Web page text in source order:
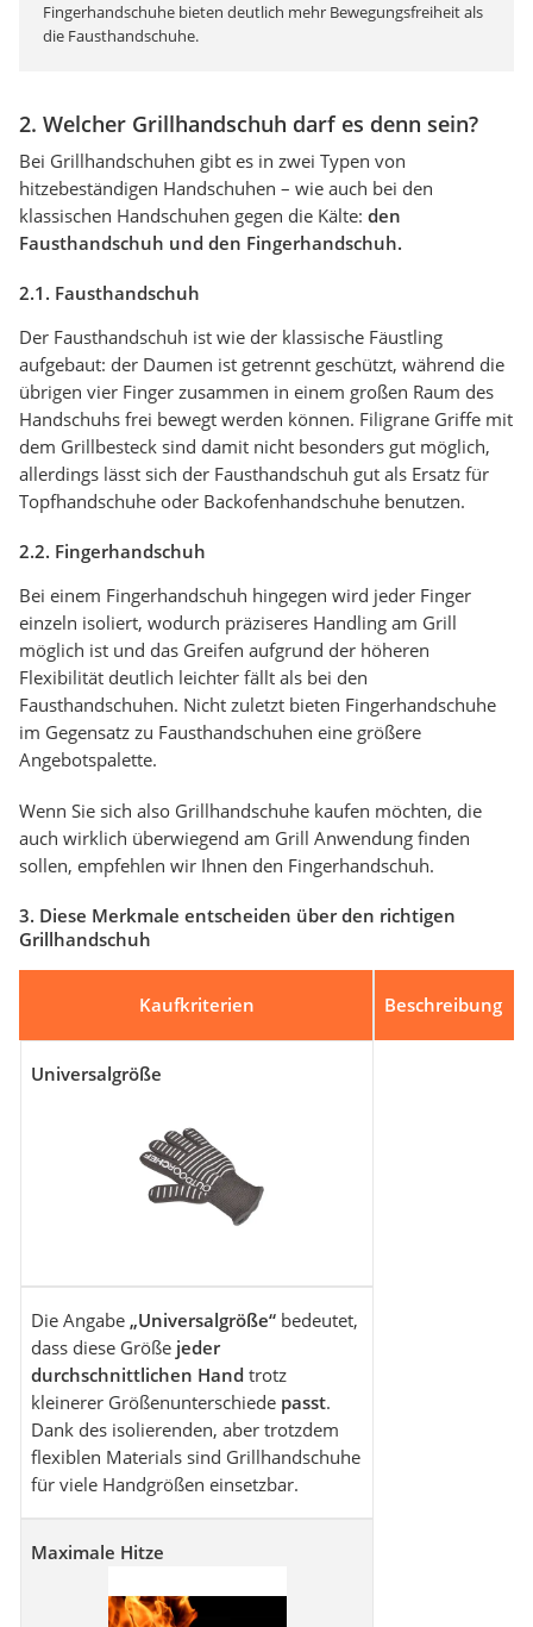
Fingerhandschuhe bieten deutlich mehr Bewegungsfreiheit als
die Fausthandschuhe.
2. Welcher Grillhandschuh darf es denn sein?
Bei Grillhandschuhen gibt es in zwei Typen von
hitzebeständigen Handschuhen – wie auch bei den
klassischen Handschuhen gegen die Kälte: den
Fausthandschuh und den Fingerhandschuh.
2.1. Fausthandschuh
Der Fausthandschuh ist wie der klassische Fäustling
aufgebaut: der Daumen ist getrennt geschützt, während die
übrigen vier Finger zusammen in einem großen Raum des
Handschuhs frei bewegt werden können. Filigrane Griffe mit
dem Grillbesteck sind damit nicht besonders gut möglich,
allerdings lässt sich der Fausthandschuh gut als Ersatz für
Topfhandschuhe oder Backofenhandschuhe benutzen.
2.2. Fingerhandschuh
Bei einem Fingerhandschuh hingegen wird jeder Finger
einzeln isoliert, wodurch präziseres Handling am Grill
möglich ist und das Greifen aufgrund der höheren
Flexibilität deutlich leichter fällt als bei den
Fausthandschuhen. Nicht zuletzt bieten Fingerhandschuhe
im Gegensatz zu Fausthandschuhen eine größere
Angebotspalette.
Wenn Sie sich also Grillhandschuhe kaufen möchten, die
auch wirklich überwiegend am Grill Anwendung finden
sollen, empfehlen wir Ihnen den Fingerhandschuh.
3. Diese Merkmale entscheiden über den richtigen
Grillhandschuh
Kaufkriterien Beschreibung
Universalgröße
Die Angabe „Universalgröße“ bedeutet,
dass diese Größe jeder
durchschnittlichen Hand trotz
kleinerer Größenunterschiede passt.
Dank des isolierenden, aber trotzdem
flexiblen Materials sind Grillhandschuhe
für viele Handgrößen einsetzbar.
Maximale Hitze